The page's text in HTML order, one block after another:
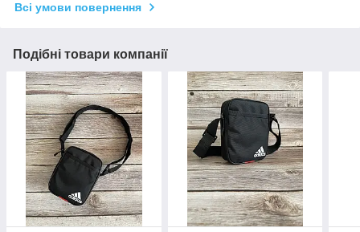
Всі умови повернення
Подібні товари компанії